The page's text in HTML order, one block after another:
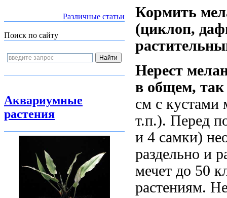
Различные статьи
Поиск по сайту
Аквариумные
растения
Кормить
(циклоп,
Нерест
в общем, так
см с кустами
т.п.). Перед
и 4 самки)
раздельно и
мечет до 50
растениям.